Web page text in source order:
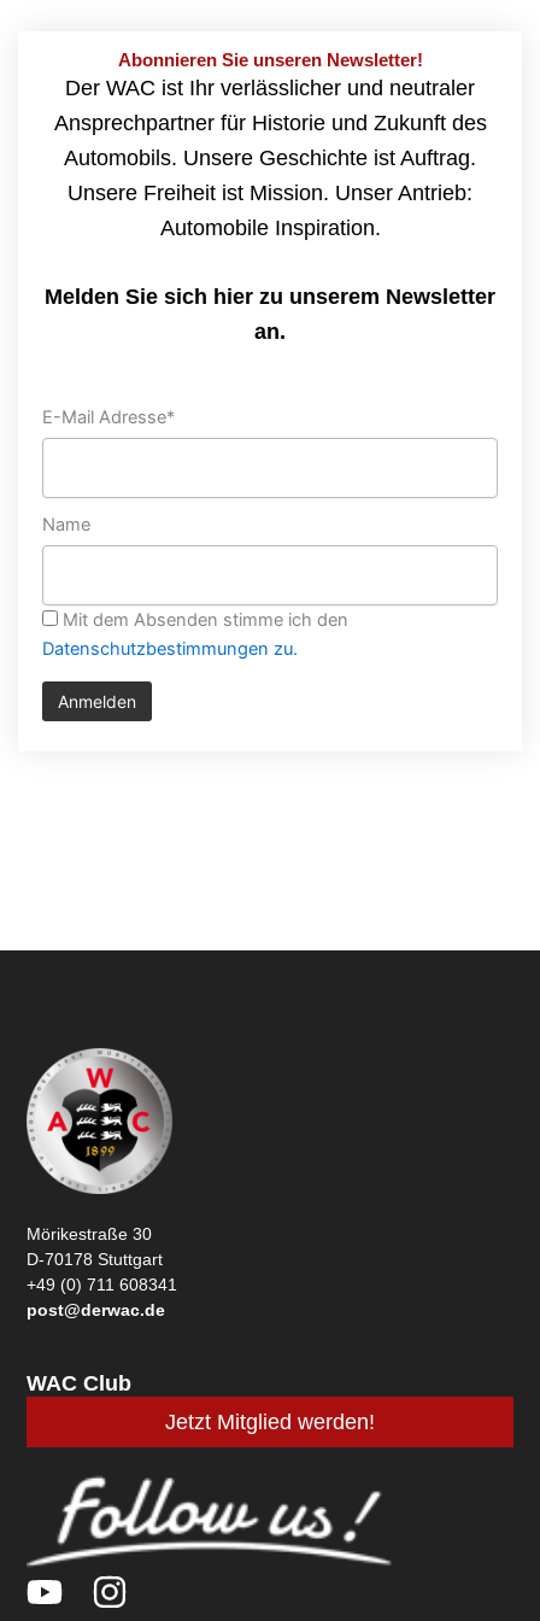
Abonnieren Sie unseren Newsletter!
Der WAC ist Ihr verlässlicher und neutraler
Ansprechpartner für Historie und Zukunft des
Automobils. Unsere Geschichte ist Auftrag.
Unsere Freiheit ist Mission. Unser Antrieb:
Automobile Inspiration.
Melden Sie sich hier zu unserem Newsletter
an.
E-Mail Adresse*
Name
Mit dem Absenden stimme ich den
Datenschutzbestimmungen zu.
Mörikestraße 30
D-70178 Stuttgart
+49 (0) 711 608341
post@derwac.de
WAC Club
Jetzt Mitglied werden!
Y
I